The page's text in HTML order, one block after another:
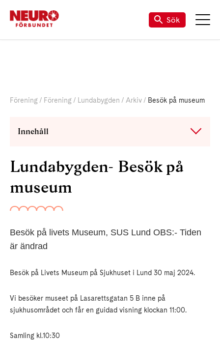
Sök
Förening Förening Lundabygden Arkiv Besök på museum
Innehåll
Lundabygden- Besök på
museum
Besök på livets Museum, SUS Lund OBS:- Tiden
är ändrad
Besök på Livets Museum på Sjukhuset i Lund 30 maj 2024.
Vi besöker museet på Lasarettsgatan 5 B inne på
sjukhusområdet och får en guidad visning klockan 11:00.
Samling kl.10:30